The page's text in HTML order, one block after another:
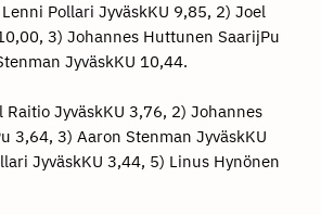
Pollari JyväskKU 9,85, 2) Joel
3) Johannes Huttunen SaarijPu
JyväskKU 10,44.
Raitio JyväskKU 3,76, 2) Johannes
3,64, 3) Aaron Stenman JyväskKU
JyväskKU 3,44, 5) Linus Hynönen